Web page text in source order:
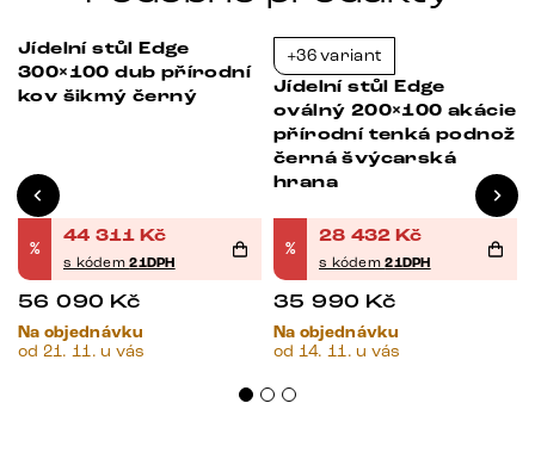
Jídelní stůl Edge
300×100 dub přírodní
kov šikmý černý
%
44 311 Kč
s kódem21DPH
56 090 Kč
Na objednávku
od 21. 11. u vás
+36 variant
Jídelní stůl Edge
oválný 200×100 akácie
přírodní tenká podnož
černá švýcarská
hrana
%
28 432 Kč
s kódem21DPH
35 990 Kč
Na objednávku
od 14. 11. u vás